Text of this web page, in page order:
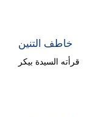
خاطف التنين
قرأته السيدة بيكر